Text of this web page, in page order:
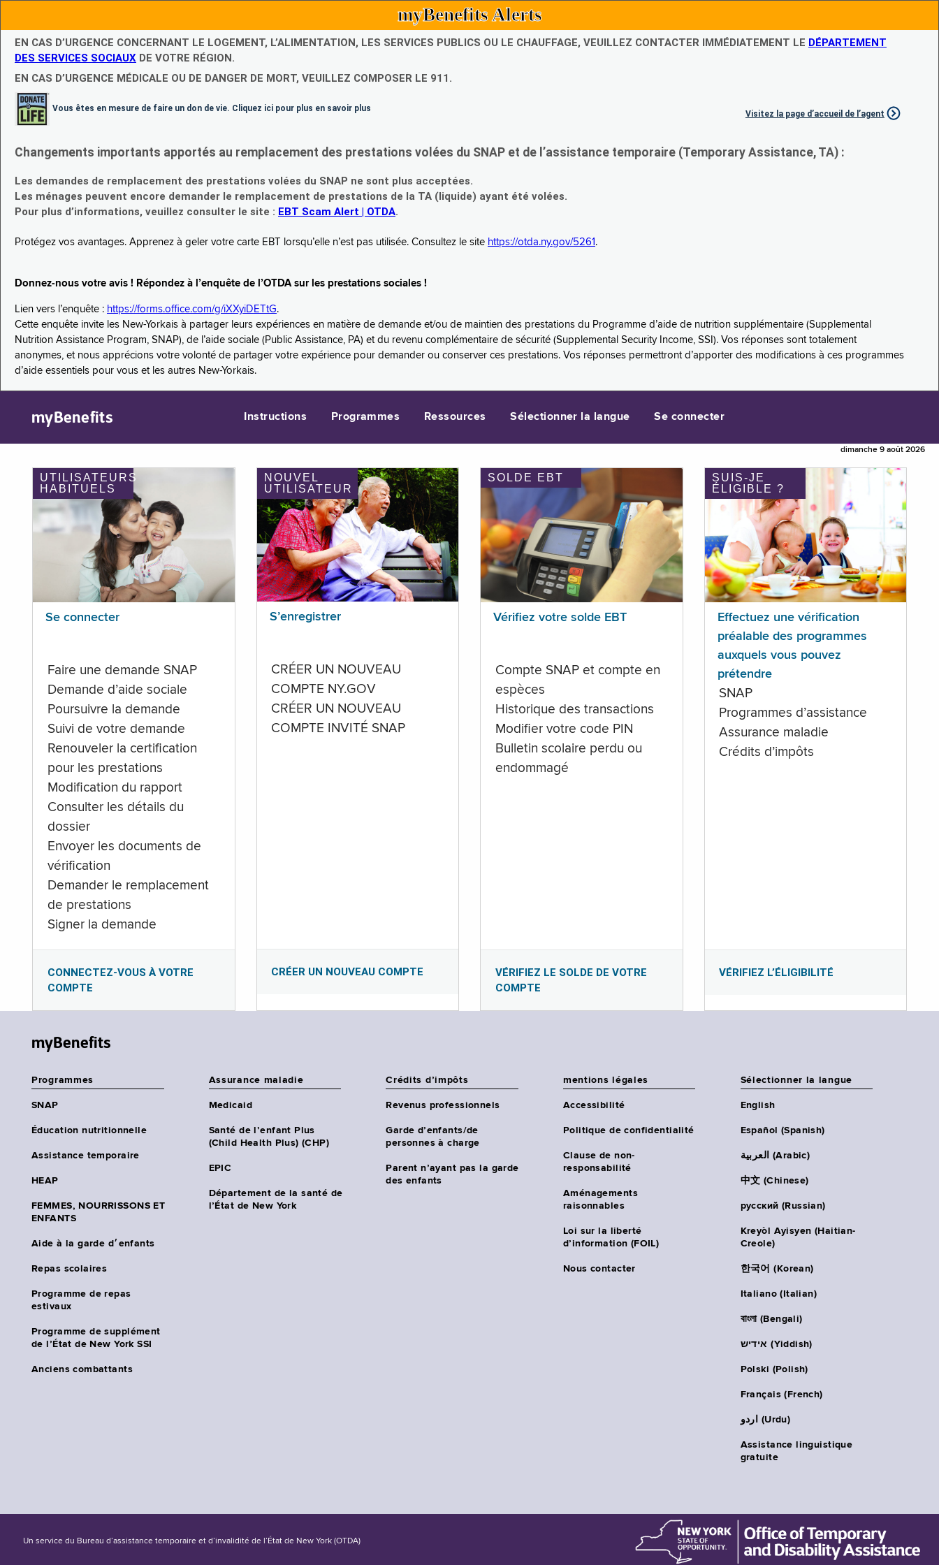
myBenefits Alerts
EN CAS D’URGENCE CONCERNANT LE LOGEMENT, L’ALIMENTATION, LES SERVICES PUBLICS OU LE CHAUFFAGE, VEUILLEZ CONTACTER IMMÉDIATEMENT LE DÉPARTEMENT
DES SERVICES SOCIAUX DE VOTRE RÉGION.
EN CAS D’URGENCE MÉDICALE OU DE DANGER DE MORT, VEUILLEZ COMPOSER LE 911.
Vous êtes en mesure de faire un don de vie. Cliquez ici pour plus en savoir plus
Visitez la page d’accueil de l’agent
Changements importants apportés au remplacement des prestations volées du SNAP et de l’assistance temporaire (Temporary Assistance, TA) :
Les demandes de remplacement des prestations volées du SNAP ne sont plus acceptées.
Les ménages peuvent encore demander le remplacement de prestations de la TA (liquide) ayant été volées.
Pour plus d’informations, veuillez consulter le site : EBT Scam Alert | OTDA.
Protégez vos avantages. Apprenez à geler votre carte EBT lorsqu’elle n’est pas utilisée. Consultez le site https://otda.ny.gov/5261 .
Donnez-nous votre avis ! Répondez à l’enquête de l’OTDA sur les prestations sociales !
Lien vers l’enquête : https://forms.office.com/g/iXXyiDETtG.
Cette enquête invite les New-Yorkais à partager leurs expériences en matière de demande et/ou de maintien des prestations du Programme d’aide de nutrition supplémentaire (Supplemental
Nutrition Assistance Program, SNAP), de l’aide sociale (Public Assistance, PA) et du revenu complémentaire de sécurité (Supplemental Security Income, SSI). Vos réponses sont totalement
anonymes, et nous apprécions votre volonté de partager votre expérience pour demander ou conserver ces prestations. Vos réponses permettront d’apporter des modifications à ces programmes
d’aide essentiels pour vous et les autres New-Yorkais.
myBenefits Instructions Programmes Ressources Sélectionner la langue Se connecter
dimanche 9 août 2026
UTILISATEURS
HABITUELS
Se connecter
Faire une demande SNAP
Demande d’aide sociale
Poursuivre la demande
Suivi de votre demande
Renouveler la certification
pour les prestations
Modification du rapport
Consulter les détails du
dossier
Envoyer les documents de
vérification
Demander le remplacement
de prestations
Signer la demande
CONNECTEZ-VOUS À VOTRE
COMPTE
NOUVEL
UTILISATEUR
S’enregistrer
CRÉER UN NOUVEAU
COMPTE NY.GOV
CRÉER UN NOUVEAU
COMPTE INVITÉ SNAP
CRÉER UN NOUVEAU COMPTE
SOLDE EBT
Vérifiez votre solde EBT
Compte SNAP et compte en
espèces
Historique des transactions
Modifier votre code PIN
Bulletin scolaire perdu ou
endommagé
VÉRIFIEZ LE SOLDE DE VOTRE
COMPTE
SUIS-JE
ÉLIGIBLE ?
Effectuez une vérification
préalable des programmes
auxquels vous pouvez
prétendre
SNAP
Programmes d’assistance
Assurance maladie
Crédits d’impôts
VÉRIFIEZ L’ÉLIGIBILITÉ
myBenefits
Programmes
SNAP
Éducation nutritionnelle
Assistance temporaire
HEAP
FEMMES, NOURRISSONS ET
ENFANTS
Aide à la garde d׳enfants
Repas scolaires
Programme de repas
estivaux
Programme de supplément
de l’État de New York SSI
Anciens combattants
Assurance maladie
Medicaid
Santé de l’enfant Plus
(Child Health Plus) (CHP)
EPIC
Département de la santé de
l’État de New York
Crédits d’impôts
Revenus professionnels
Garde d’enfants/de
personnes à charge
Parent n’ayant pas la garde
des enfants
mentions légales
Accessibilité
Politique de confidentialité
Clause de non-
responsabilité
Aménagements
raisonnables
Loi sur la liberté
d’information (FOIL)
Nous contacter
Sélectionner la langue
English
Español (Spanish)
العربية (Arabic)
中文 (Chinese)
русский (Russian)
Kreyòl Ayisyen (Haitian-
Creole)
한국어 (Korean)
Italiano (Italian)
বাংলা (Bengali)
אידיש (Yiddish)
Polski (Polish)
Français (French)
اردو (Urdu)
Assistance linguistique
gratuite
Un service du Bureau d’assistance temporaire et d’invalidité de l’État de New York (OTDA)